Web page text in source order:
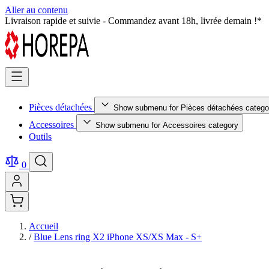
Aller au contenu
Livraison rapide et suivie - Commandez avant 18h, livrée demain !*
Pièces détachées Show submenu for Pièces détachées
Accessoires Show submenu for Accessoires category
Outils
0
Accueil
/ Blue Lens ring X2 iPhone XS/XS Max - S+